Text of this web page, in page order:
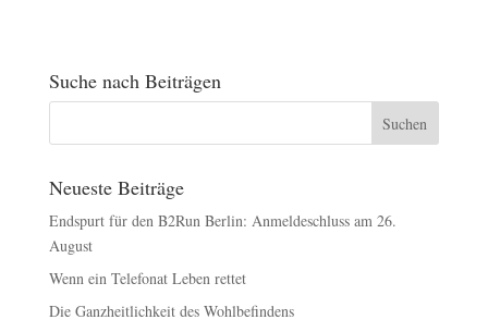
Suche nach Beiträgen
Neueste Beiträge
Endspurt für den B2Run Berlin: Anmeldeschluss am 26.
August
Wenn ein Telefonat Leben rettet
Die Ganzheitlichkeit des Wohlbefindens